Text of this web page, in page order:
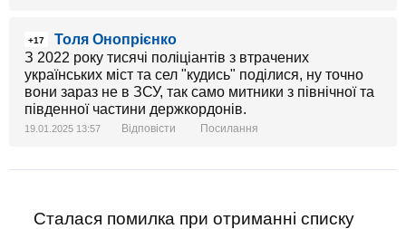
+17
Толя Онопрієнко
З 2022 року тисячі поліціантів з втрачених
українських міст та сел "кудись" поділися, ну точно
вони зараз не в ЗСУ, так само митники з північної та
південної частини держкордонів.
19.01.2025 13:57 Відповісти Посилання
Сталася помилка при отриманні списку